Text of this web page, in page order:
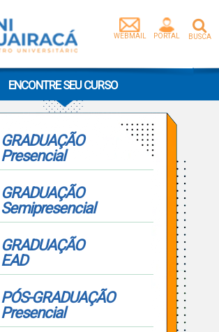
BUSCA
PORTAL
WEBMAIL
ENCONTRE SEU CURSO
GRADUAÇÃO
Presencial
GRADUAÇÃO
Semipresencial
GRADUAÇÃO
EAD
PÓS-GRADUAÇÃO
Presencial